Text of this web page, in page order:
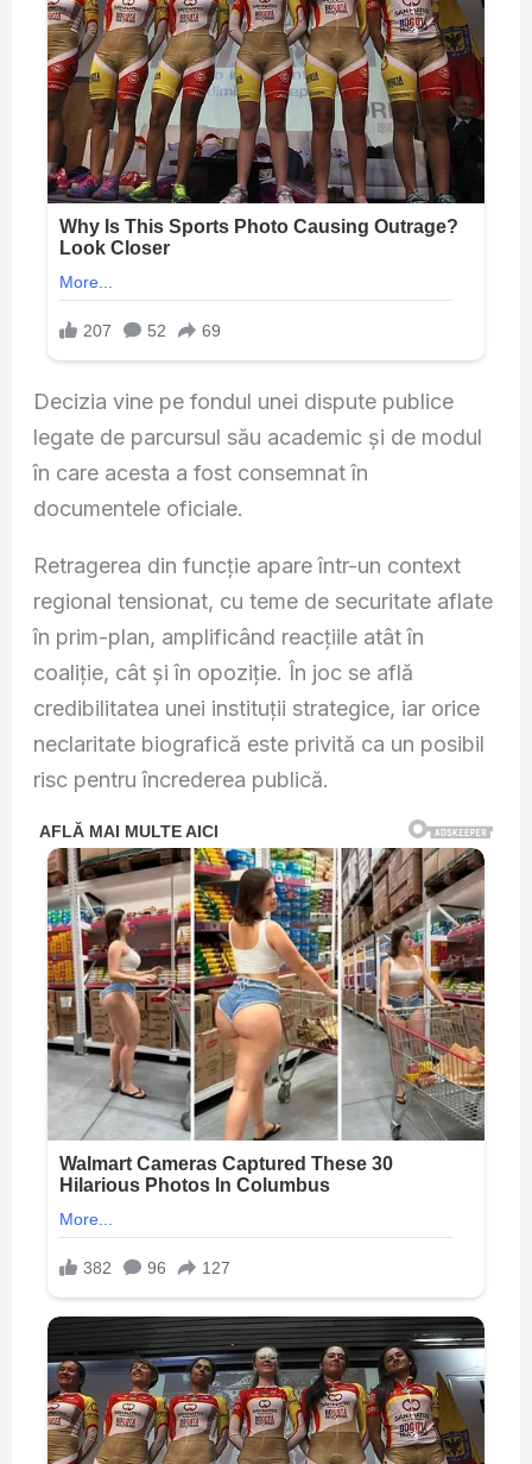
Decizia vine pe fondul unei dispute publice
legate de parcursul său academic și de modul
în care acesta a fost consemnat în
documentele oficiale.
Retragerea din funcție apare într-un context
regional tensionat, cu teme de securitate aflate
în prim-plan, amplificând reacțiile atât în
coaliție, cât și în opoziție. În joc se află
credibilitatea unei instituții strategice, iar orice
neclaritate biografică este privită ca un posibil
risc pentru încrederea publică.